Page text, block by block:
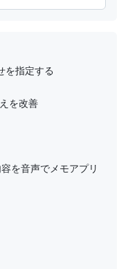
を指定する
を改善
を音声でメモアプリ